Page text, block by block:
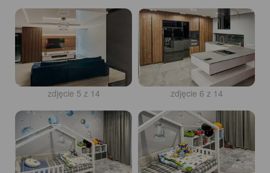
zdjęcie 5 z 14 zdjęcie 6 z 14